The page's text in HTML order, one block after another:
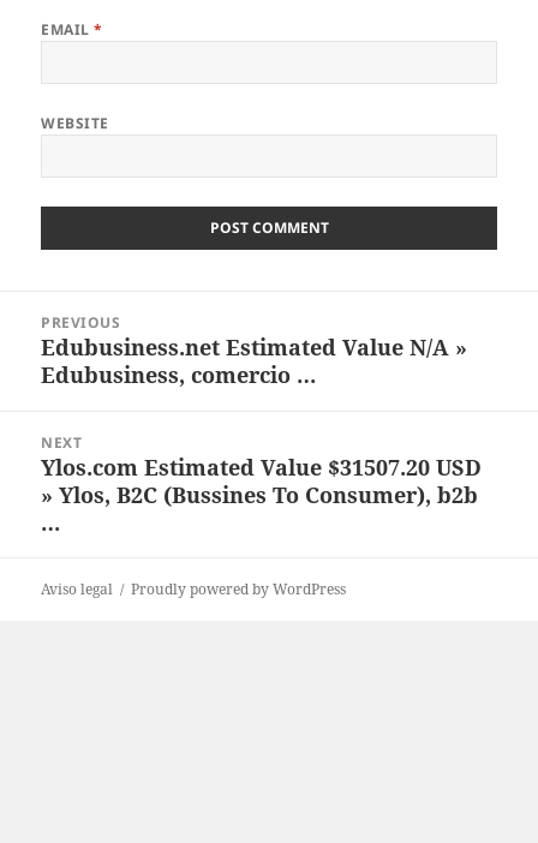
EMAIL*
WEBSITE
navigation
PREVIOUS
Previous
post:
Edubusiness.net Estimated Value N/A »
Edubusiness, comercio …
NEXT
Next
post:
Ylos.com Estimated Value $31507.20 USD
» Ylos, B2C (Bussines To Consumer), b2b
…
Aviso legal Proudly powered by WordPress